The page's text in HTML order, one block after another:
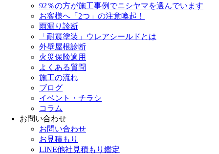
92％の方が施工事例でニシヤマを選んでいます
お客様へ「2つ」の注意喚起！
雨漏り診断
「耐震塗装」ウレアシールドとは
外壁屋根診断
火災保険適用
よくある質問
施工の流れ
ブログ
イベント・チラシ
コラム
お問い合わせ
お問い合わせ
お見積もり
LINE他社見積もり鑑定